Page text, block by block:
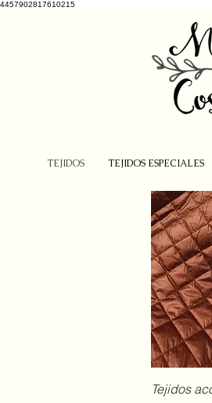
4457902817610215
TEJIDOS TEJIDOS ESPECIALES
Tejidos